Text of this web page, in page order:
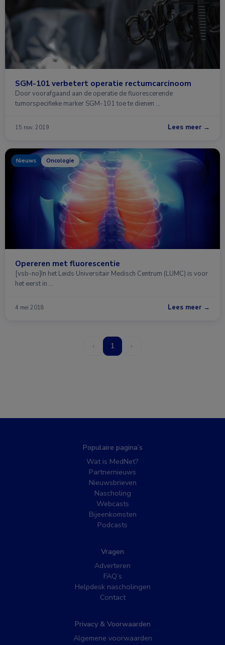
SGM-101 verbetert operatie rectumcarcinoom
Door voorafgaand aan de operatie de fluorescerende
tumorspecifieke marker SGM-101 toe te dienen …
15 nov. 2019 Lees meer →
Nieuws Oncologie
Opereren met fluorescentie
[vsb-no]In het Leids Universitair Medisch Centrum (LUMC) is voor
het eerst in …
4 mei 2018 Lees meer →
‹ 1 ›
Populaire pagina’s
Wat is MedNet?
Partnernieuws
Nieuwsbrieven
Nascholing
Webcasts
Bijeenkomsten
Podcasts
Vragen
Adverteren
FAQ’s
Helpdesk nascholingen
Contact
Privacy & Voorwaarden
Algemene voorwaarden